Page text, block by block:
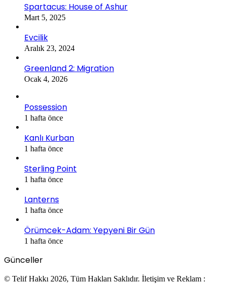
Spartacus: House of Ashur
Mart 5, 2025
Evcilik
Aralık 23, 2024
Greenland 2: Migration
Ocak 4, 2026
Possession
1 hafta önce
Kanlı Kurban
1 hafta önce
Sterling Point
1 hafta önce
Lanterns
1 hafta önce
Örümcek-Adam: Yepyeni Bir Gün
1 hafta önce
Günceller
© Telif Hakkı 2026, Tüm Hakları Saklıdır. İletişim ve Reklam :